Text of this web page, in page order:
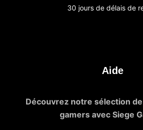
30 jours de délais de
Aide
Découvrez notre sélection
gamers avec Siege